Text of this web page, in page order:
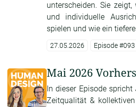
unterscheiden. Sie
und individuelle
spielen und wie ein
27.05.2026 Episode #093
Mai 2026
In dieser Episode
Zeitqualität &